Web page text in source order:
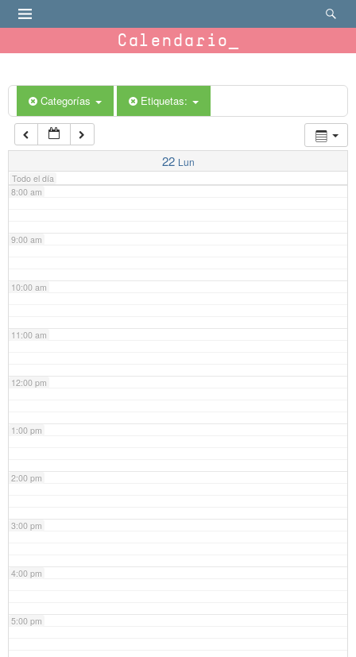
Calendario
Categorías Etiquetas:
22 Lun
Todo el día
6:00 am
7:00 am
8:00 am
9:00 am
10:00 am
11:00 am
12:00 pm
1:00 pm
2:00 pm
3:00 pm
4:00 pm
5:00 pm